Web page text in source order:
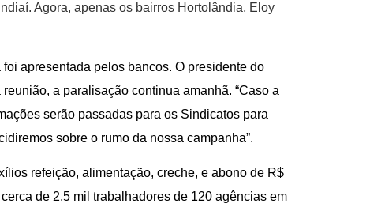
Agora, apenas os bairros Hortolândia, Eloy
apresentada pelos bancos. O presidente do
a paralisação continua amanhã. “Caso a
serão passadas para os Sindicatos para
sobre o rumo da nossa campanha”.
refeição, alimentação, creche, e abono de R$
de 2,5 mil trabalhadores de 120 agências em